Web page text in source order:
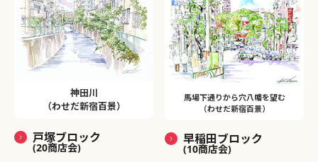
神田川
（わせだ新宿百景）
戸塚ブロック
(20商店会)
馬場下通りから穴八幡を望む
（わせだ新宿百景）
早稲田ブロック
(10商店会)